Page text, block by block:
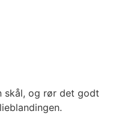
skål, og rør det godt